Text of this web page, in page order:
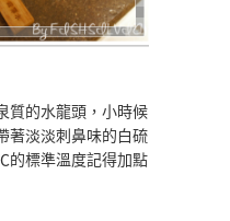
質的水龍頭，小時候
著淡淡刺鼻味的白硫
的標準溫度記得加點